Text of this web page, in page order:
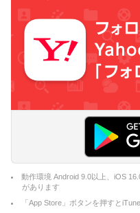
動作環境 Android 9.0以上、iOS
があります
「App Store」ボタンを押すと